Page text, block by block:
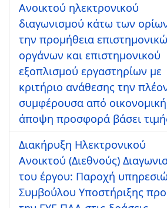
Ανοικτού ηλεκτρονικού
διαγωνισμού κάτω των
την προμήθεια
οργάνων και επιστημονικού
εξοπλισμού εργαστηρίων με
κριτήριο ανάθεσης την
συμφέρουσα από οικονομική
άποψη προσφορά βάσει
Διακήρυξη Ηλεκτρονικού
Ανοικτού (Διεθνούς)
του έργου: Παροχή
Συμβούλου Υποστήριξης